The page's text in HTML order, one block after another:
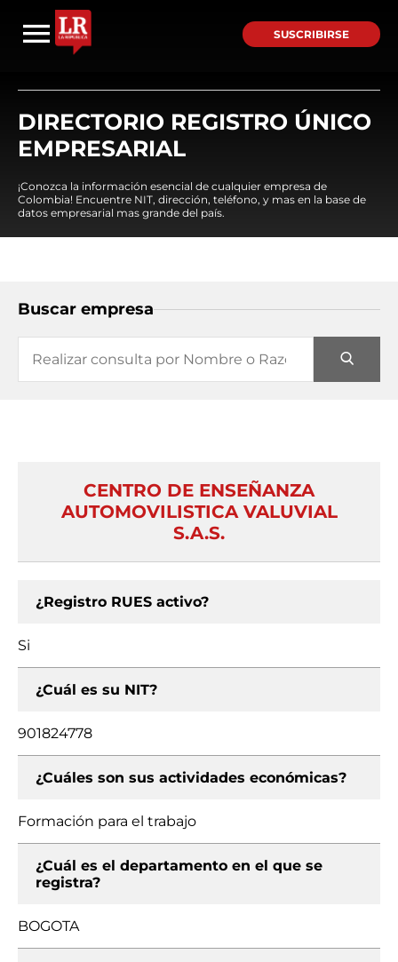
SUSCRIBIRSE
DIRECTORIO REGISTRO ÚNICO
EMPRESARIAL
¡Conozca la información esencial de cualquier empresa de
Colombia! Encuentre NIT, dirección, teléfono, y mas en la base de
datos empresarial mas grande del país.
Buscar empresa
CENTRO DE ENSEÑANZA
AUTOMOVILISTICA VALUVIAL
S.A.S.
¿Registro RUES activo?
Si
¿Cuál es su NIT?
901824778
¿Cuáles son sus actividades económicas?
Formación para el trabajo
¿Cuál es el departamento en el que se
registra?
BOGOTA